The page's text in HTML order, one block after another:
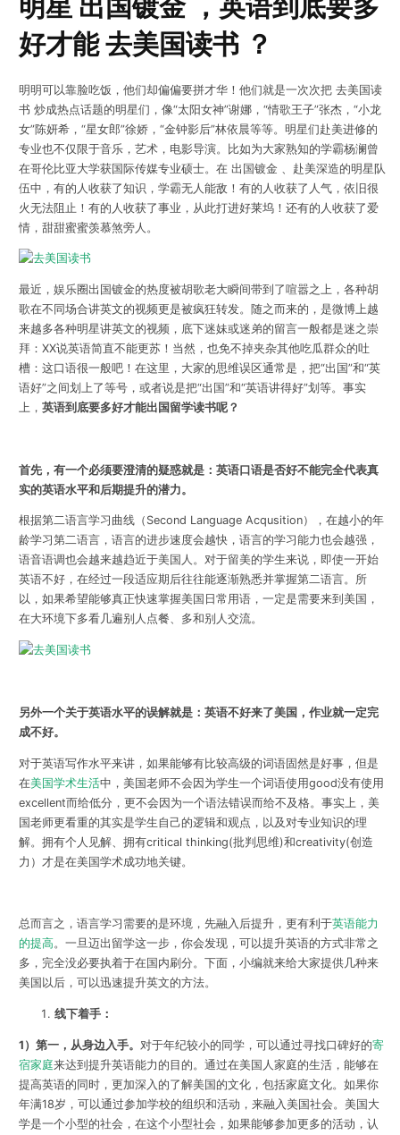
好才能 去美国读书 ？
明明可以靠脸吃饭，他们却偏偏要拼才华！他们就是一次次把 去美国读
书 炒成热点话题的明星们，像“太阳女神”谢娜，“情歌王子”张杰，“小龙
女”陈妍希，“星女郎”徐娇，“金钟影后”林依晨等等。明星们赴美进修的
专业也不仅限于音乐，艺术，电影导演。比如为大家熟知的学霸杨澜曾
在哥伦比亚大学获国际传媒专业硕士。在 出国镀金 、赴美深造的明星队
伍中，有的人收获了知识，学霸无人能敌！有的人收获了人气，依旧很
火无法阻止！有的人收获了事业，从此打进好莱坞！还有的人收获了爱
情，甜甜蜜蜜羡慕煞旁人。
最近，娱乐圈出国镀金的热度被胡歌老大瞬间带到了喧嚣之上，各种胡
歌在不同场合讲英文的视频更是被疯狂转发。随之而来的，是微博上越
来越多各种明星讲英文的视频，底下迷妹或迷弟的留言一般都是迷之崇
拜：XX说英语简直不能更苏！当然，也免不掉夹杂其他吃瓜群众的吐
槽：这口语很一般吧！在这里，大家的思维误区通常是，把“出国”和“英
语好”之间划上了等号，或者说是把“出国”和“英语讲得好”划等。事实
上， 英语到底要多好才能出国留学读书呢？
首先，有一个必须要澄清的疑惑就是：英语口语是否好不能完全代表真
实的英语水平和后期提升的潜力。
根据第二语言学习曲线（Second Language Acqusition），在越小的年
龄学习第二语言，语言的进步速度会越快，语言的学习能力也会越强，
语音语调也会越来越趋近于美国人。对于留美的学生来说，即使一开始
英语不好，在经过一段适应期后往往能逐渐熟悉并掌握第二语言。所
以，如果希望能够真正快速掌握美国日常用语，一定是需要来到美国，
在大环境下多看几遍别人点餐、多和别人交流。
另外一个关于英语水平的误解就是：英语不好来了美国，作业就一定完
成不好。
对于英语写作水平来讲，如果能够有比较高级的词语固然是好事，但是
在美国学术生活中，美国老师不会因为学生一个词语使用good没有使用
excellent而给低分，更不会因为一个语法错误而给不及格。事实上，美
国老师更看重的其实是学生自己的逻辑和观点，以及对专业知识的理
解。拥有个人见解、拥有critical thinking(批判思维)和creativity(创造
力）才是在美国学术成功地关键。
总而言之，语言学习需要的是环境，先融入后提升，更有利于英语能力
的提高。一旦迈出留学这一步，你会发现，可以提升英语的方式非常之
多，完全没必要执着于在国内刷分。下面，小编就来给大家提供几种来
美国以后，可以迅速提升英文的方法。
线下着手：
1）第一，从身边入手。 对于年纪较小的同学，可以通过寻找口碑好的寄
宿家庭来达到提升英语能力的目的。通过在美国人家庭的生活，能够在
提高英语的同时，更加深入的了解美国的文化，包括家庭文化。如果你
年满18岁，可以通过参加学校的组织和活动，来融入美国社会。美国大
学是一个小型的社会，在这个小型社会，如果能够参加更多的活动，认